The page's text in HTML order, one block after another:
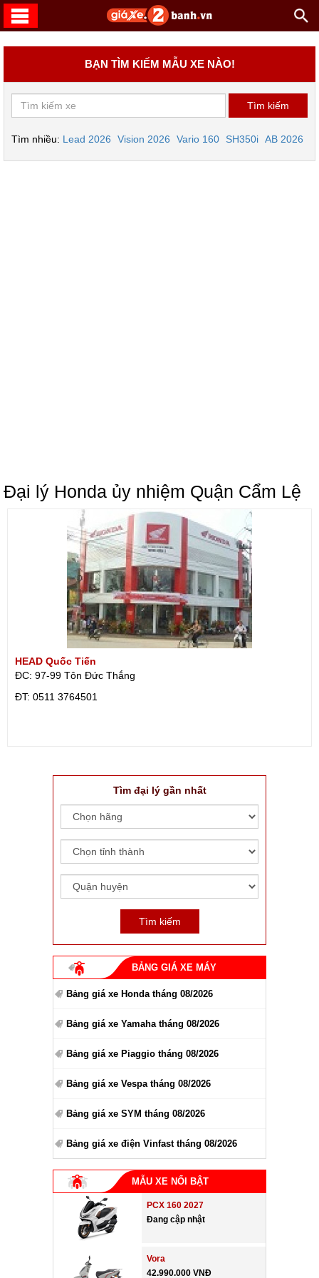
BẠN TÌM KIẾM MẪU XE NÀO!
Tìm nhiều: Lead 2026 Vision 2026 Vario 160 SH350i AB 2026
Đại lý Honda ủy nhiệm Quận Cẩm Lệ
HEAD Quốc Tiến
ĐC: 97-99 Tôn Đức Thắng
ÐT: 0511 3764501
Tìm đại lý gần nhất
BẢNG GIÁ XE MÁY
Bảng giá xe Honda tháng 08/2026
Bảng giá xe Yamaha tháng 08/2026
Bảng giá xe Piaggio tháng 08/2026
Bảng giá xe Vespa tháng 08/2026
Bảng giá xe SYM tháng 08/2026
Bảng giá xe điện Vinfast tháng 08/2026
MẪU XE NỔI BẬT
PCX 160 2027
Đang cập nhật
Vora
42.990.000 VNĐ